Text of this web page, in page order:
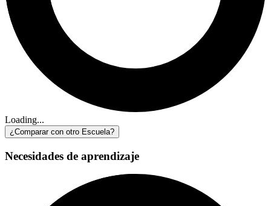
Loading...
¿Comparar con otro Escuela?
Necesidades de aprendizaje